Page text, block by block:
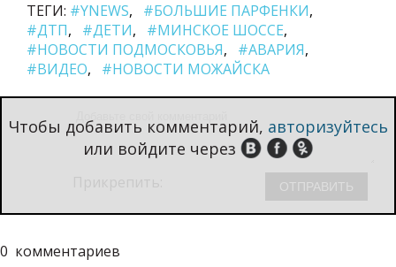
ТЕГИ: #YNEWS
#БОЛЬШИЕ ПАРФЕНКИ
#ДТП
#ДЕТИ
#МИНСКОЕ ШОССЕ
#НОВОСТИ ПОДМОСКОВЬЯ
#АВАРИЯ
#ВИДЕО
#НОВОСТИ МОЖАЙСКА
Чтобы добавить комментарий, авторизуйтесь
или войдите через
0 комментариев